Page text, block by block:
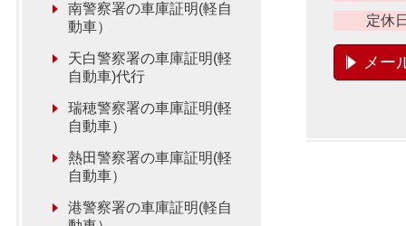
定休
メー
南警察署の車庫証明(軽自
動車）
天白警察署の車庫証明(軽
自動車)代行
瑞穂警察署の車庫証明(軽
自動車）
熱田警察署の車庫証明(軽
自動車）
港警察署の車庫証明(軽自